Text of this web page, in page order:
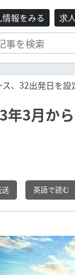
情報をみる 求
、32出発日を設
3月から
送 英語で読む